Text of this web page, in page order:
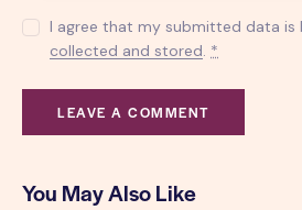
I agree that my submitted data is
collected and stored. *
You May Also Like